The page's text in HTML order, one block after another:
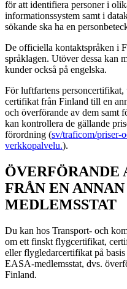
för att identifiera personer i
informationssystem samt i
sökande ska ha en
De officiella kontaktspråken i
språklagen. Utöver dessa kan
kunder också på engelska.
För luftfartens
certifikat från Finland till en
och överförande av dem samt
kan kontrollera de gällande
förordning (sv/traficom/priser-
verkkopalvelu.).
ÖVERFÖRANDE
FRÅN EN
MEDLEMSSTAT
Du kan hos Transport- och
om ett finskt flygcertifikat,
eller flygledarcertifikat på
EASA-medlemsstat, dvs.
Finland.